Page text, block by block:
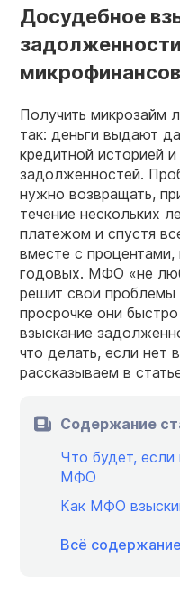
Досудебное
Получить микрозайм
так: деньги выдают
кредитной историей
задолженностей.
нужно возвращать,
течение нескольких
платежом и спустя
вместе с
годовых. МФО «не
решит свои проблемы
просрочке они
взыскание
что делать, если нет
рассказываем в
Содержание
Что будет, если
МФО
Как МФО
Всё содержание